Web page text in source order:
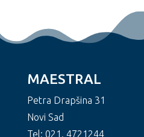
MAESTRAL
Petra Drapšina 31
Novi Sad
Tel: 021. 4721244